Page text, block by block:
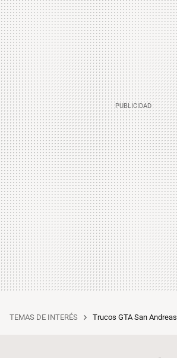
TEMAS DE INTERÉS Trucos GTA San Andreas